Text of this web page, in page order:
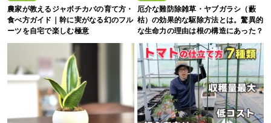
農家が教えるジャボチカバの育て方・
食べ方ガイド｜幹に実がなる幻のフル
ーツを自宅で楽しむ極意
厄介な難防除雑草・ヤブガラシ（藪
枯）の効果的な駆除方法とは。驚異的
な生命力の理由は根の構造にあった？